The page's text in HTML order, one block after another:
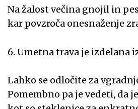
Na žalost večina gnojil in
kar povzroča onesnaženje
6. Umetna trava je
Lahko se odločite za
Pomembno pa je vedeti, da